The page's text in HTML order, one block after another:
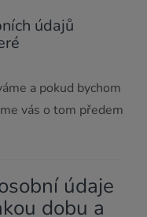
údajů
a pokud bychom
vás o tom předem
údaje
dobu a